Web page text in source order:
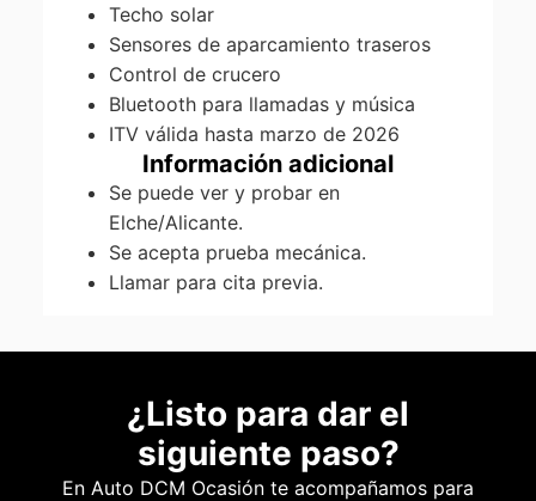
Techo solar
Sensores de aparcamiento traseros
Control de crucero
Bluetooth para llamadas y música
ITV válida hasta marzo de 2026
Información adicional
Se puede ver y probar en
Elche/Alicante.
Se acepta prueba mecánica.
Llamar para cita previa.
¿Listo para dar el
siguiente paso?
En Auto DCM Ocasión te acompañamos para